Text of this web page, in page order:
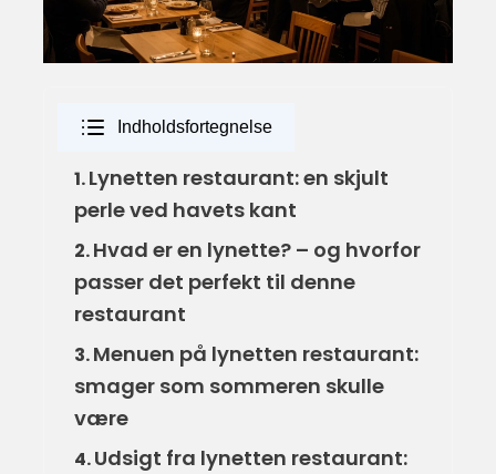
Indholdsfortegnelse
1.Lynetten restaurant: en skjult
perle ved havets kant
2.Hvad er en lynette? – og hvorfor
passer det perfekt til denne
restaurant
3.Menuen på lynetten restaurant:
smager som sommeren skulle
være
4.Udsigt fra lynetten restaurant: